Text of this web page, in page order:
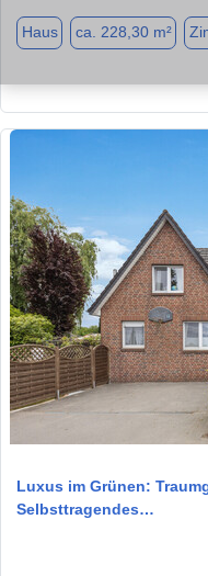
Haus ca. 228,30 m²
Luxus im Grünen:
Selbsttragendes…